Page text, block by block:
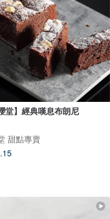
堂】經典嘆息布朗尼
甜點專賣